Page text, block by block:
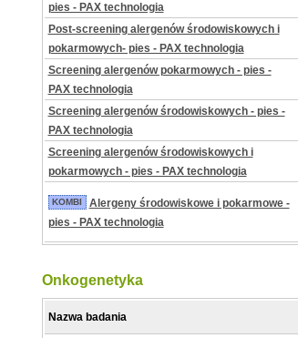
pies - PAX technologia
Post-screening alergenów środowiskowych i
pokarmowych- pies - PAX technologia
Screening alergenów pokarmowych - pies -
PAX technologia
Screening alergenów środowiskowych - pies -
PAX technologia
Screening alergenów środowiskowych i
pokarmowych - pies - PAX technologia
KOMBI
Alergeny środowiskowe i pokarmowe -
pies - PAX technologia
Onkogenetyka
Nazwa badania